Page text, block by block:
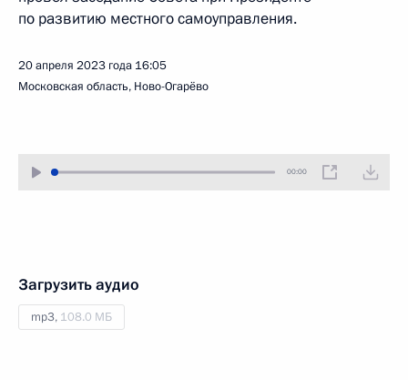
по развитию местного самоуправления.
20 апреля 2023 года 16:05
Московская область, Ново-Огарёво
00:00
Загрузить аудио
mp3, 108.0 МБ